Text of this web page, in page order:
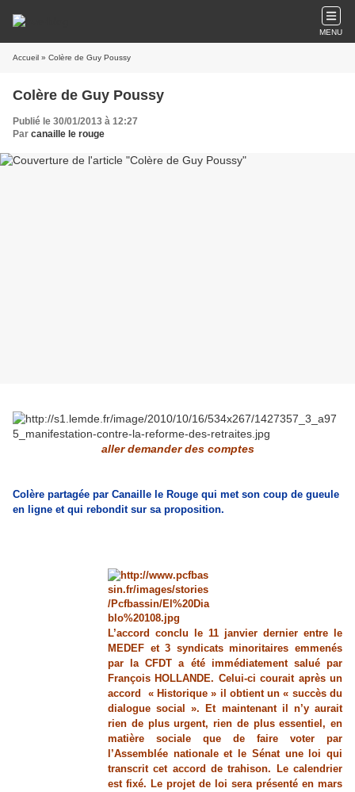
MENU
Accueil » Colère de Guy Poussy
Colère de Guy Poussy
Publié le 30/01/2013 à 12:27
Par canaille le rouge
aller demander des comptes
Colère partagée par Canaille le Rouge qui met son coup de gueule
en ligne et qui rebondit sur sa proposition.
L’accord conclu le 11 janvier dernier entre le
MEDEF et 3 syndicats minoritaires emmenés
par la CFDT a été immédiatement salué par
François HOLLANDE. Celui-ci courait après un
accord « Historique » il obtient un « succès du
dialogue social ». Et maintenant il n’y aurait
rien de plus urgent, rien de plus essentiel, en
matière sociale que de faire voter par
l’Assemblée nationale et le Sénat une loi qui
transcrit cet accord de trahison. Le calendrier
est fixé. Le projet de loi sera présenté en mars